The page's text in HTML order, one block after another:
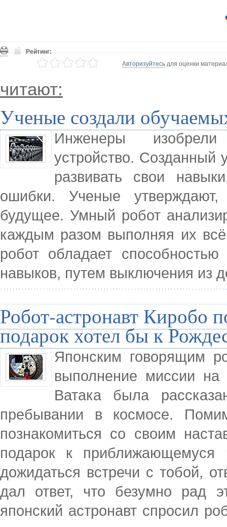
Рейтинг:
Авторизуйтесь для оценки
читают:
Ученые создали
Инженеры изобрели
устройство. Созданный
развивать свои
ошибки. Ученые
будущее. Умный робот
каждым разом выполняя их
робот обладает
навыков, путем выключения из
Робот-астронавт Киробо
подарок хотел бы к
Японским говорящим
выполнение миссии
Ватака была
пребывании в космосе.
познакомиться со своим
подарок к приближающемуся
дожидаться встречи с тобой,
дал ответ, что безумно рад
японский астронавт спросил